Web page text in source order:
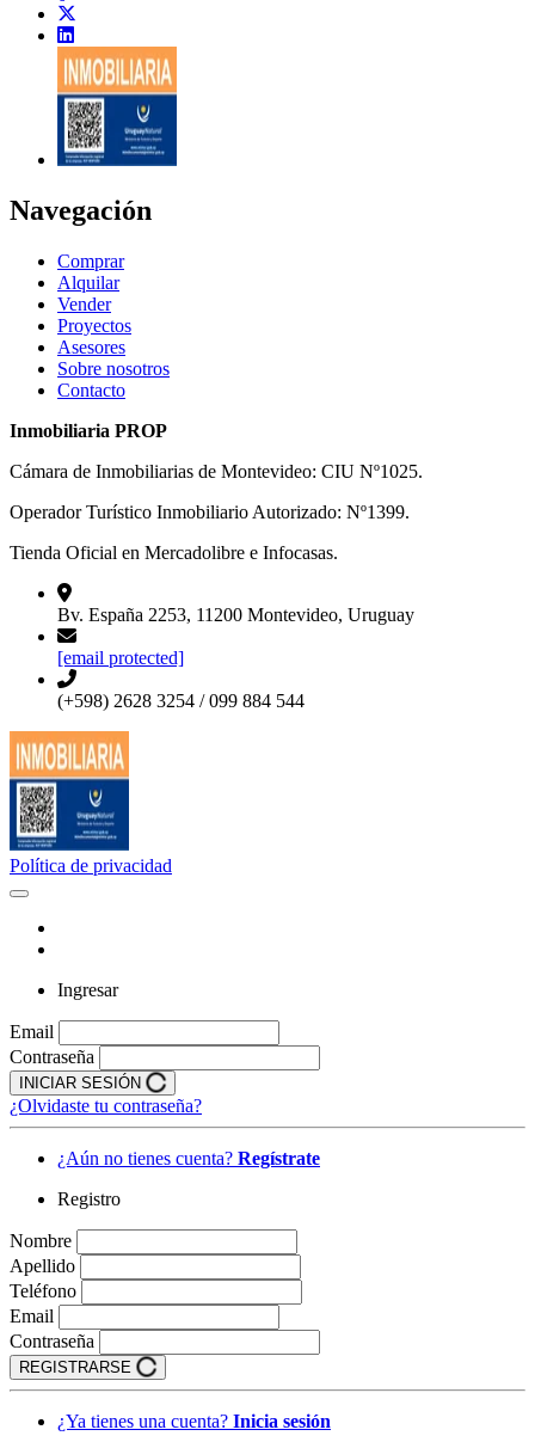
Navegación
Comprar
Alquilar
Vender
Proyectos
Asesores
Sobre nosotros
Contacto
Inmobiliaria PROP
Cámara de Inmobiliarias de Montevideo: CIU Nº1025.
Operador Turístico Inmobiliario Autorizado: Nº1399.
Tienda Oficial en Mercadolibre e Infocasas.
Bv. España 2253, 11200 Montevideo, Uruguay
[email protected]
(+598) 2628 3254 / 099 884 544
Política de privacidad
Ingresar
Email
Contraseña
INICIAR SESIÓN
¿Olvidaste tu contraseña?
¿Aún no tienes cuenta? Regístrate
Registro
Nombre
Apellido
Teléfono
Email
Contraseña
REGISTRARSE
¿Ya tienes una cuenta? Inicia sesión